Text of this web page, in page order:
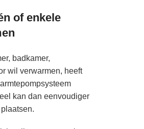
of enkele
badkamer,
wil verwarmen, heeft
kan dan eenvoudiger